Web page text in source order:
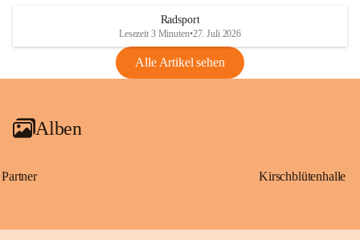
VBl. EU Nr. 18_2026
Radsport
Lesezeit 3 Minuten•27. Juli 2026
Alle Artikel sehen
Alben
Partner Kirschblütenhalle